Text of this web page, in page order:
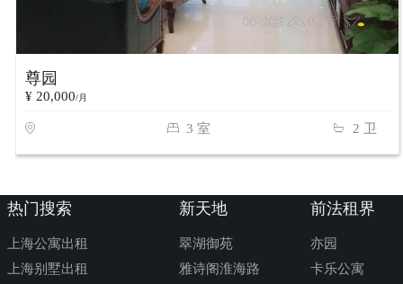
尊园
¥ 20,000/月
3 室 2 卫
热门搜索
上海公寓出租
上海别墅出租
新天地
翠湖御苑
雅诗阁淮海路
前法租界
亦园
卡乐公寓